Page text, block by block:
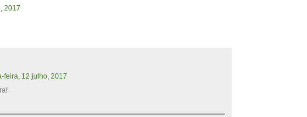
2017
feira, 12 julho, 2017